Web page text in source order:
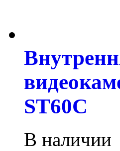
ST60C
В наличии